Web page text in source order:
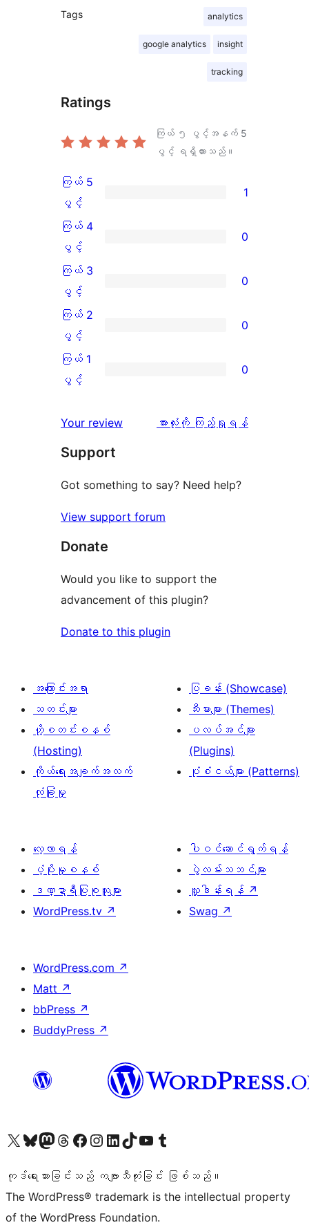
Tags analytics
google analytics insight
tracking
Ratings
ကြယ် ၅ ပွင့်အနက် 5
ပွင့် ရရှိထားသည်။
ကြယ်
5
ပွင့်
အဆင့်
သုံးသပ်
ကြယ် 5
ပွင့်
1
ကြယ်
4
ပွင့်
အဆင့်
သုံးသပ်
ကြယ် 4
ပွင့်
0
ကြယ်
3
ပွင့်
အဆင့်
သုံးသပ်
ကြယ် 3
ပွင့်
0
ကြယ်
2
ပွင့်
သုံးသပ်
0
စောင်
ကြယ် 2
ပွင့်
0
ကြယ်
ပွင့်
သုံးသပ်
ချက်
စောင်
ကြယ် 1
ပွင့်
0
Your review
သုံးသပ်
အားလုံးကို ကြည့်ရှုရန်
Support
Got something to say? Need help?
View support forum
Donate
Would you like to support the
advancement of this plugin?
Donate to this plugin
အကြောင်းအရာ
သတင်းများ
ဟို့စတင်းစနစ်
(Hosting)
ကိုယ်ရေးအချက်အလက်
လုံခြုံမှု
ပြခန်း (Showcase)
သီးမားများ (Themes)
ပလပ်အင်များ
(Plugins)
ပုံစံငယ်များ (Patterns)
လေ့လာရန်
ပံ့ပိုးမှုစနစ်
ဒဏ္ဍာရီပြုစုသူများ
WordPress.tv ↗
ပါဝင်ဆောင်ရွက်ရန်
ပွဲလမ်းသဘင်များ
လှူဒါန်းရန် ↗
Swag ↗
WordPress.com ↗
Matt ↗
bbPress ↗
BuddyPress ↗
ကျွန်ုပ်တို့၏ X (ယခင် Twitter) အကောင့်သို့ သွားရောက်ကြည့်ရှုပါကျွန်ုပ်တို့၏ Bluesky အကောင့်သို့ ဝင်ရောက်ကြည့်ရှုရန်
ကျွန်ုပ်တို့၏ Mastodon အကောင့်သို့ သွားရောက်ကြည့်ရှုပါကျွန်ုပ်တို့၏ Threads အကောင့်သို့ ဝင်ရောက်ကြည့်ရှုရန်
ကျွန်ုပ်တို့၏ Facebook စာမျက်နှာသို့ သွားရောက်ကြည့်ရှုပါကျွန်ုပ်တို့၏ Instagram အကောင့်သို့ သွားရောက်ကြည့်ရှုပါ ကျွန်ုပ်တို့၏ LinkedIn အကောင့်သို့ သွားရောက်ကြည့်ရှုပါကျွန်ုပ်တို့၏ TikTok အကောင့်သို့ ဝင်ရောက်ကြည့်ရှုရန်
ကျွန်ုပ်တို့၏ YouTube ချန်နယ်သို့ သွားရောက်ကြည့်ရှုပါ ကျွန်ုပ်တို့၏ Tumblr အကောင့်သို့ ဝင်ရောက်ကြည့်ရှုရန်
ကုဒ်ရေးသားခြင်းသည် ကဗျာသီကုံးခြင်း ဖြစ်သည်။
The WordPress® trademark is the intellectual property
of the WordPress Foundation.